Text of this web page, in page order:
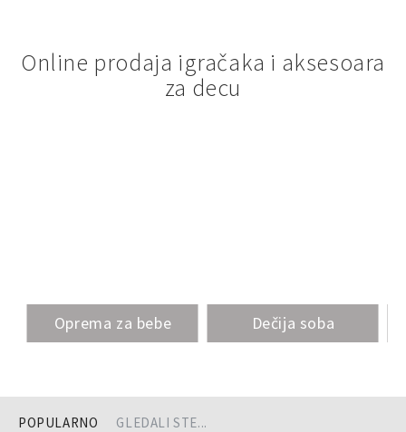
Online prodaja igračaka i aksesoara
za decu
Oprema za bebe Dečija soba
POPULARNO GLEDALI STE...